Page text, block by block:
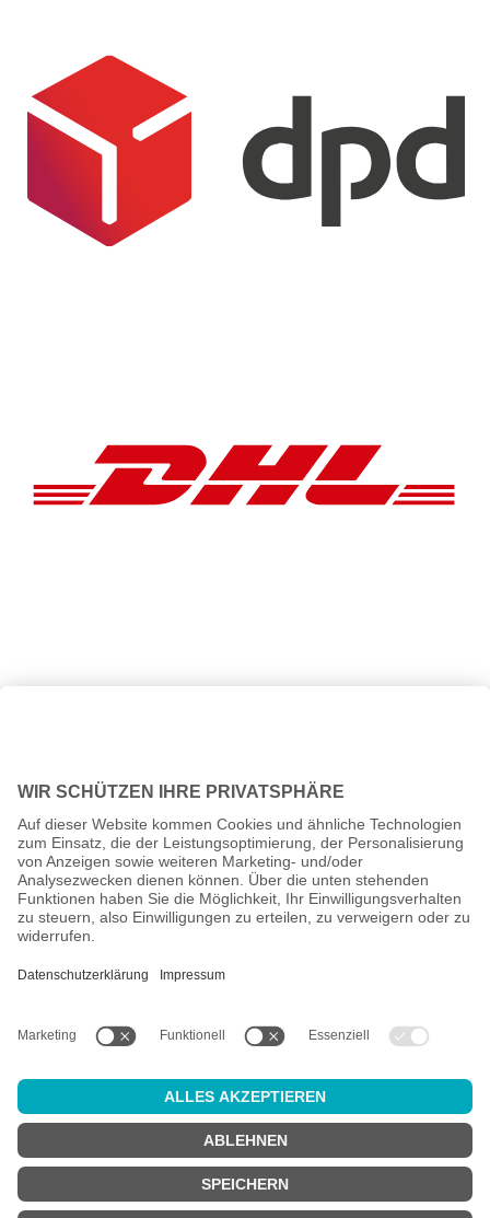
ggf. Nachnahmegebühren, wenn nicht anders angegeben.
Altersprüfung
Achtung:um diesen Onlineshop zu nutzen, müssen Siemindestens
18 Jahre alt